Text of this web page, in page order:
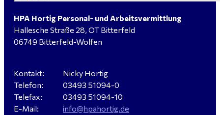
Verkäufer / Fachberater (m/w/d) - Baustoffe Fliesen -
Servicemeister Kfz (m/w/d) - Bitterfeld-Wolfen
gesucht - ab 4.500,00 €
HPA Hortig Personal- und Arbeitsvermittlung
Hallesche Straße 28, OT Bitterfeld
06749 Bitterfeld-Wolfen
Kontakt:
Telefon:
Telefax:
E-Mail:
Nicky Hortig
03493 51094-0
03493 51094-10
info@hpahortig.de